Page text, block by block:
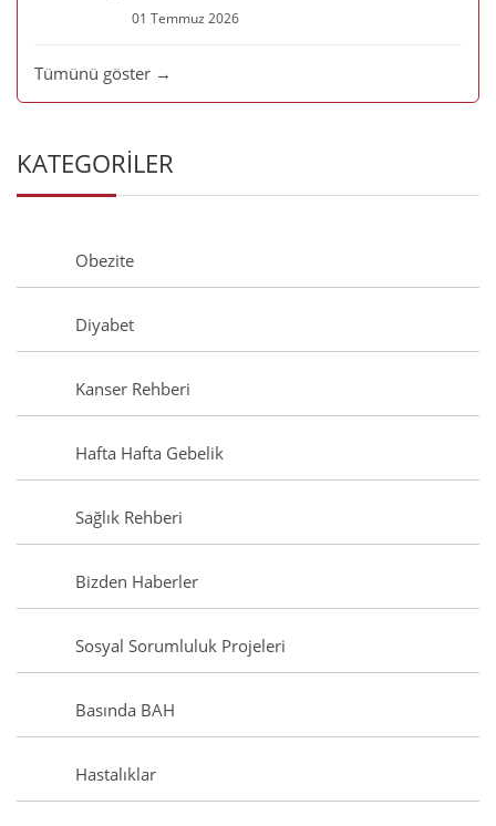
01 Temmuz 2026
Tümünü göster →
KATEGORİLER
Obezite
Diyabet
Kanser Rehberi
Hafta Hafta Gebelik
Sağlık Rehberi
Bizden Haberler
Sosyal Sorumluluk Projeleri
Basında BAH
Hastalıklar